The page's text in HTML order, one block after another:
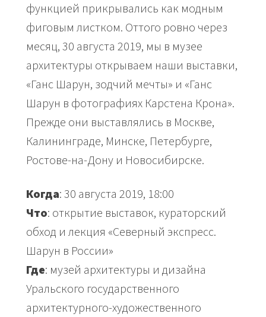
функцией прикрывались как модным
фиговым листком. Оттого ровно через
месяц, 30 августа 2019, мы в музее
архитектуры открываем наши выставки,
«Ганс Шарун, зодчий мечты» и «Ганс
Шарун в фотографиях Карстена Крона».
Прежде они выставлялись в Москве,
Калининграде, Минске, Петербурге,
Ростове-на-Дону и Новосибирске.
Когда: 30 августа 2019, 18:00
Что: открытие выставок, кураторский
обход и лекция «Северный экспресс.
Шарун в России»
Где: музей архитектуры и дизайна
Уральского государственного
архитектурного-художественного